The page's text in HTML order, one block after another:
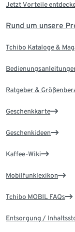
Jetzt Vorteile
Rund um unsere
Tchibo Kataloge &
Ratgeber &
Geschenkkarte
Geschenkideen
Kaffee-Wiki
Mobilfunklexikon
Tchibo MOBIL FAQs
Entsorgung /